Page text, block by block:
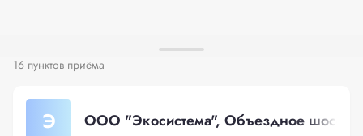
16 пунктов приёма
Э ООО "Экосистема", Объездное шоссе